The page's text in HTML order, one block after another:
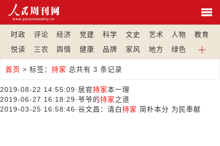
时政 评论 经济 党建 科学 文史 艺术 人物
教育
悦读
三农 舆情 健康 品牌 家风 地方 绿色
首页 > 标签： 持家 总共有 3 条记录
2019-08-22 14:55:09· 居官持家本一理
2019-06-27 16:18:29·爷爷的持家之道
2019-03-25 16:58:46·谷文昌：清白持家 简朴本分 为民奉献